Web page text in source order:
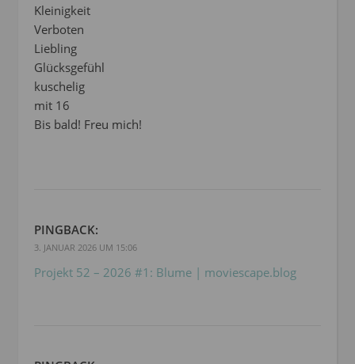
Kleinigkeit
Verboten
Liebling
Glücksgefühl
kuschelig
mit 16
Bis bald! Freu mich!
PINGBACK:
3. JANUAR 2026 UM 15:06
Projekt 52 – 2026 #1: Blume | moviescape.blog